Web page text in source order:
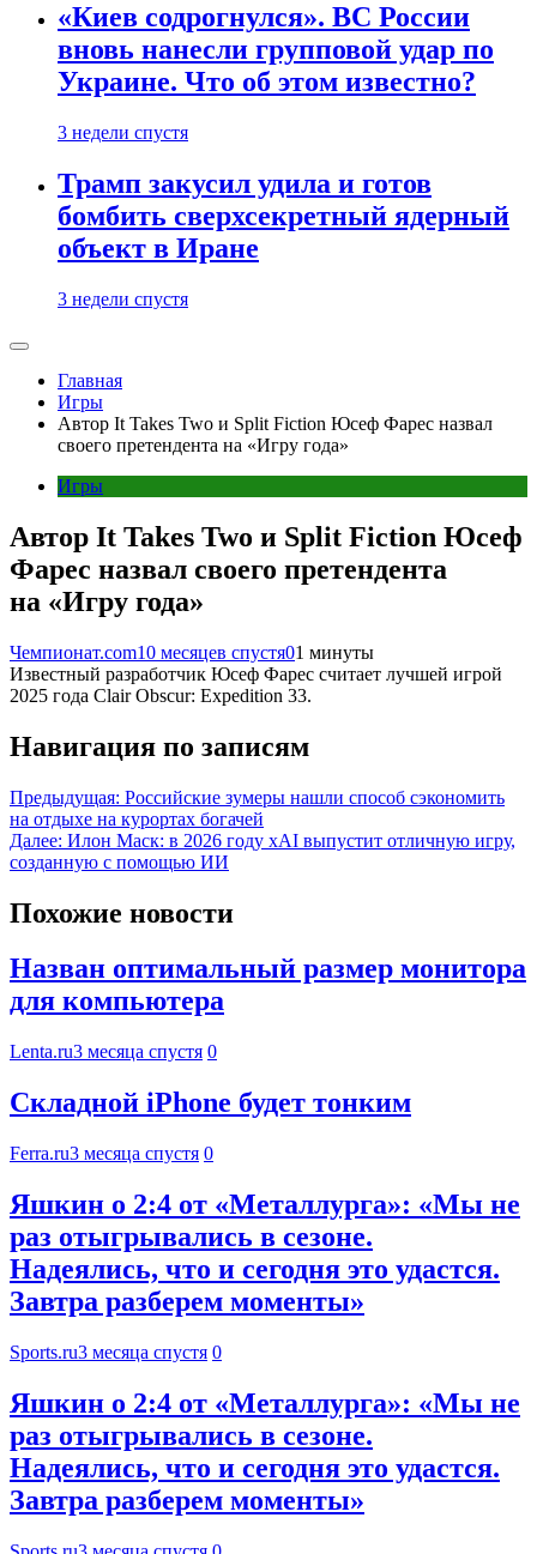
«Киев содрогнулся». ВС России
вновь нанесли групповой удар по
Украине. Что об этом известно?
3 недели спустя
Трамп закусил удила и готов
бомбить сверхсекретный ядерный
объект в Иране
3 недели спустя
Главная
Игры
Автор It Takes Two и Split Fiction Юсеф Фарес назвал
своего претендента на «Игру года»
Игры
Автор It Takes Two и Split Fiction Юсеф
Фарес назвал своего претендента
на «Игру года»
Чемпионат.com10 месяцев спустя01 минуты
Известный разработчик Юсеф Фарес считает лучшей игрой
2025 года Clair Obscur: Expedition 33.
Навигация по записям
Предыдущая: Российские зумеры нашли способ сэкономить
на отдыхе на курортах богачей
Далее: Илон Маск: в 2026 году xAI выпустит отличную игру,
созданную с помощью ИИ
Похожие новости
Назван оптимальный размер монитора
для компьютера
Lenta.ru3 месяца спустя 0
Складной iPhone будет тонким
Ferra.ru3 месяца спустя 0
Яшкин о 2:4 от «Металлурга»: «Мы не
раз отыгрывались в сезоне.
Надеялись, что и сегодня это удастся.
Завтра разберем моменты»
Sports.ru3 месяца спустя 0
Яшкин о 2:4 от «Металлурга»: «Мы не
раз отыгрывались в сезоне.
Надеялись, что и сегодня это удастся.
Завтра разберем моменты»